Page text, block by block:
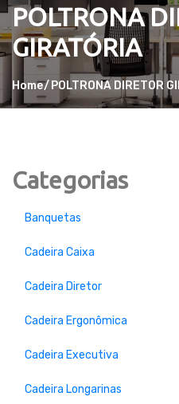
POLTRONA
GIRATÓRIA
Home POLTRONA DIRETOR
Categorias
Banquetas
Cadeira Caixa
Cadeira Diretor
Cadeira Ergonômica
Cadeira Executiva
Cadeira Longarinas